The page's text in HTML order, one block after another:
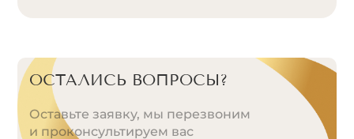
ОСТАЛИСЬ ВОПРОСЫ?
Оставьте заявку, мы перезвоним
и проконсультируем вас